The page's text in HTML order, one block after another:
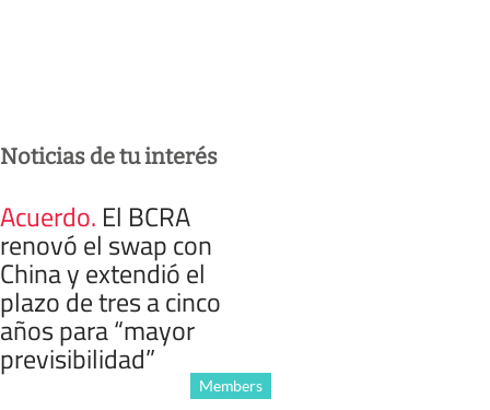
Noticias de tu interés
Acuerdo. El BCRA
renovó el swap con
China y extendió el
plazo de tres a cinco
años para “mayor
previsibilidad”
Members